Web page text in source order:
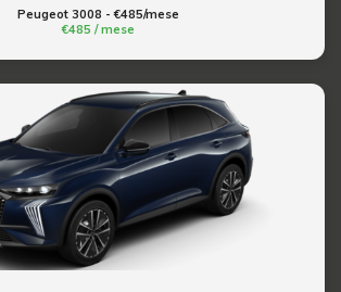
Peugeot 3008 - €485/mese
€485 / mese